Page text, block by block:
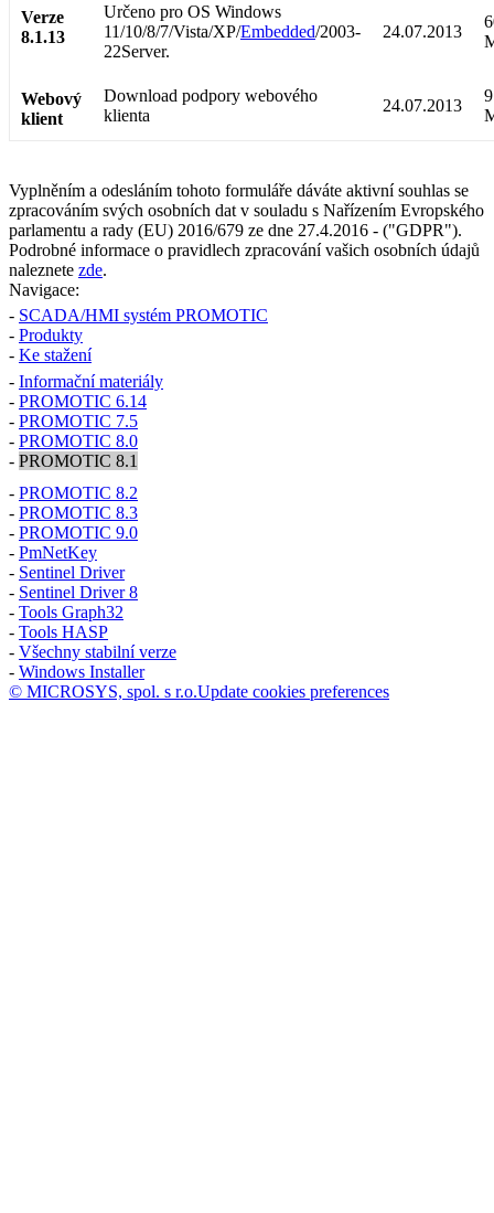
Verze
8.1.13
Určeno pro OS Windows
11/10/8/7/Vista/XP/Embedded/2003-
22Server.
24.07.2013
Webový
klient
Download podpory webového
klienta
24.07.2013
9
Vyplněním a odesláním tohoto formuláře dáváte aktivní souhlas se
zpracováním svých osobních dat v souladu s Nařízením Evropského
parlamentu a rady (EU) 2016/679 ze dne 27.4.2016 - ("GDPR").
Podrobné informace o pravidlech zpracování vašich osobních údajů
naleznete zde.
Navigace:
- SCADA/HMI systém PROMOTIC
- Produkty
- Ke stažení
- Informační materiály
- PROMOTIC 6.14
- PROMOTIC 7.5
- PROMOTIC 8.0
- PROMOTIC 8.1
- PROMOTIC 8.2
- PROMOTIC 8.3
- PROMOTIC 9.0
- PmNetKey
- Sentinel Driver
- Sentinel Driver 8
- Tools Graph32
- Tools HASP
- Všechny stabilní verze
- Windows Installer
© MICROSYS, spol. s r.o.Update cookies preferences